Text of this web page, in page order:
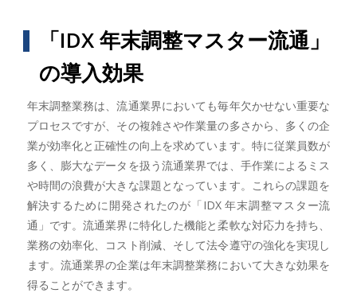
「IDX 年末調整マスター流通」
の導入効果
年末調整業務は、流通業界においても毎年欠かせない重要な
プロセスですが、その複雑さや作業量の多さから、多くの企
業が効率化と正確性の向上を求めています。特に従業員数が
多く、膨大なデータを扱う流通業界では、手作業によるミス
や時間の浪費が大きな課題となっています。これらの課題を
解決するために開発されたのが「IDX 年末調整マスター流
通」です。流通業界に特化した機能と柔軟な対応力を持ち、
業務の効率化、コスト削減、そして法令遵守の強化を実現し
ます。流通業界の企業は年末調整業務において大きな効果を
得ることができます。